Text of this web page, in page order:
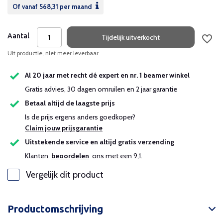
Of vanaf 568,31 per maand
Aantal Tijdelijk uitverkocht
Uit productie, niet meer leverbaar
Al 20 jaar met recht dé expert en nr. 1 beamer winkel
Gratis advies, 30 dagen omruilen en 2 jaar garantie
Betaal altijd de laagste prijs
Is de prijs ergens anders goedkoper?
Claim jouw prijsgarantie
Uitstekende service en altijd gratis verzending
Klanten beoordelen ons met een 9,1.
Vergelijk dit product
Productomschrijving